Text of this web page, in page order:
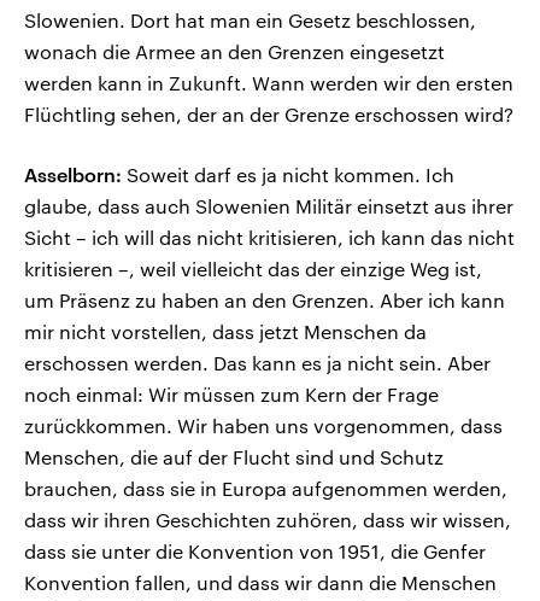
Slowenien. Dort hat man ein Gesetz beschlossen,
wonach die Armee an den Grenzen eingesetzt
werden kann in Zukunft. Wann werden wir den ersten
Flüchtling sehen, der an der Grenze erschossen wird?
Asselborn: Soweit darf es ja nicht kommen. Ich
glaube, dass auch Slowenien Militär einsetzt aus ihrer
Sicht – ich will das nicht kritisieren, ich kann das nicht
kritisieren –, weil vielleicht das der einzige Weg ist,
um Präsenz zu haben an den Grenzen. Aber ich kann
mir nicht vorstellen, dass jetzt Menschen da
erschossen werden. Das kann es ja nicht sein. Aber
noch einmal: Wir müssen zum Kern der Frage
zurückkommen. Wir haben uns vorgenommen, dass
Menschen, die auf der Flucht sind und Schutz
brauchen, dass sie in Europa aufgenommen werden,
dass wir ihren Geschichten zuhören, dass wir wissen,
dass sie unter die Konvention von 1951, die Genfer
Konvention fallen, und dass wir dann die Menschen